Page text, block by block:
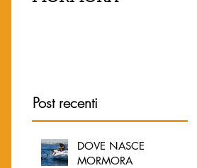
Post recenti
DOVE NASCE
MORMORA